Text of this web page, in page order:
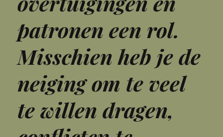
patronen een rol.
Misschien heb je de
neiging om te veel
te willen dragen,